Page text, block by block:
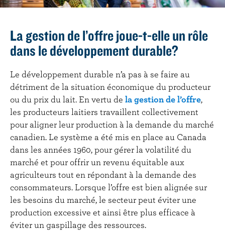
La gestion de l’offre joue-t-elle un rôle
dans le développement durable?
Le développement durable n’a pas à se faire au
détriment de la situation économique du producteur
ou du prix du lait. En vertu de la gestion de l’offre,
les producteurs laitiers travaillent collectivement
pour aligner leur production à la demande du marché
canadien. Le système a été mis en place au Canada
dans les années 1960, pour gérer la volatilité du
marché et pour offrir un revenu équitable aux
agriculteurs tout en répondant à la demande des
consommateurs. Lorsque l’offre est bien alignée sur
les besoins du marché, le secteur peut éviter une
production excessive et ainsi être plus efficace à
éviter un gaspillage des ressources.